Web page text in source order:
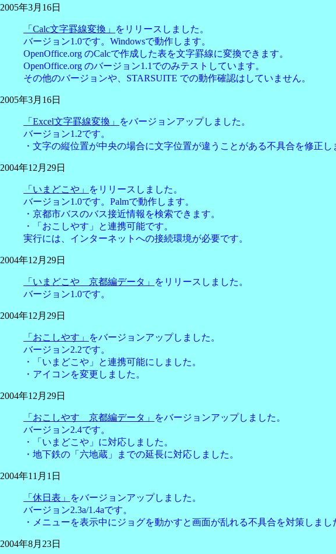
2005年3月16日
「Calc文字罫線変換」
をリリースしました。
バージョン1.0です。Windowsで動作します。
OpenOffice.org のCalcで作成した表を文字罫線に変換できます。
OpenOffice.org のバージョン1.1でのみテストしています。
その他のバージョンや、STARSUITE での動作確認はしていません。
2005年3月16日
「Excel文字罫線変換」
をバージョンアップしました。
バージョン1.2です。
・文字の縦位置が中央の場合に文字位置が違うことがある不具合を修正し
2004年12月29日
「いまどこや」
をリリースしました。
バージョン1.0です。Palmで動作します。
・京都市バスのバス接近情報を検索できます。
・「おこしやす」と連携可能です。
実行には、インターネットへの接続環境が必要です。
2004年12月29日
「いまどこや 京都編データ」
をリリースしました。
バージョン1.0です。
2004年12月29日
「おこしやす」
をバージョンアップしました。
バージョン2.2です。
・「いまどこや」と連携可能にしました。
・アイコンを変更しました。
2004年12月29日
「おこしやす 京都編データ」
をバージョンアップしました。
バージョン2.4です。
・「いまどこや」に対応しました。
・地下鉄の「六地蔵」までの延長に対応しました。
2004年11月1日
「休日表」
をバージョンアップしました。
バージョン2.3a/1.4aです。
・メニューを表示中にジョグを動かすと画面が乱れる不具合を対策しまし
2004年8月23日